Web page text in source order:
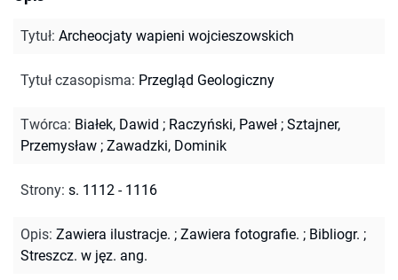
Tytuł: Archeocjaty wapieni wojcieszowskich
Tytuł czasopisma: Przegląd Geologiczny
Twórca: Białek, Dawid ; Raczyński, Paweł ; Sztajner,
Przemysław ; Zawadzki, Dominik
Strony: s. 1112 - 1116
Opis: Zawiera ilustracje. ; Zawiera fotografie. ; Bibliogr. ;
Streszcz. w jęz. ang.